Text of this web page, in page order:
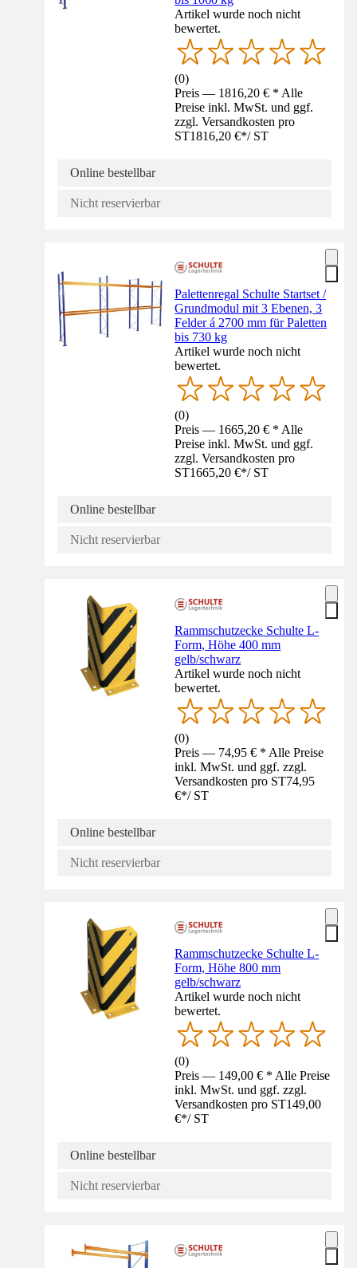
Artikel wurde noch nicht
bewertet.
(0)
Preis — 1816,20 € * Alle
Preise inkl. MwSt. und ggf.
zzgl. Versandkosten pro
ST1816,20 €*/ ST
Online bestellbar
Nicht reservierbar
Palettenregal Schulte Startset /
Grundmodul mit 3 Ebenen, 3
Felder á 2700 mm für Paletten
bis 730 kg
Artikel wurde noch nicht
bewertet.
(0)
Preis — 1665,20 € * Alle
Preise inkl. MwSt. und ggf.
zzgl. Versandkosten pro
ST1665,20 €*/ ST
Online bestellbar
Nicht reservierbar
Rammschutzecke Schulte L-
Form, Höhe 400 mm
gelb/schwarz
Artikel wurde noch nicht
bewertet.
(0)
Preis — 74,95 € * Alle Preise
inkl. MwSt. und ggf. zzgl.
Versandkosten pro ST74,95
€*/ ST
Online bestellbar
Nicht reservierbar
Rammschutzecke Schulte L-
Form, Höhe 800 mm
gelb/schwarz
Artikel wurde noch nicht
bewertet.
(0)
Preis — 149,00 € * Alle Preise
inkl. MwSt. und ggf. zzgl.
Versandkosten pro ST149,00
€*/ ST
Online bestellbar
Nicht reservierbar